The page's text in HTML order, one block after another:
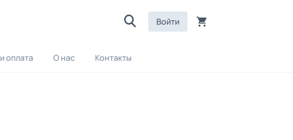
Войти
оплата О нас Контакты